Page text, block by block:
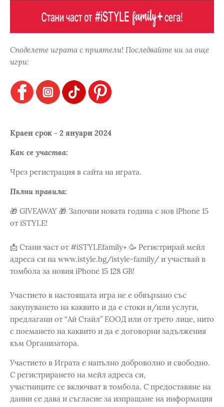
Споделете играта с приятели! Последвайте ни за още
игри:
Краен срок - 2 януари 2024
Как се участва:
Чрез регистрация в сайта на играта.
Пълни правила:
🎁 GIVEAWAY 🎁 Започни новата година с нов iPhone 15
от iSTYLE!
📩 Стани част от #iSTYLEfamily+ 🥳 Регистрирай мейл
адреса си на www.istyle.bg/istyle-family/ и участвай в
томбола за новия iPhone 15 128 GB!
Участието в настоящата игра не е обвързано със
закупуването на каквито и да е стоки и/или услуги,
предлагани от “Ай Стайл” ЕООД или от трето лице, нито
с поемането на каквито и да е договорни задължения
към Организатора.
Участието в Играта е напълно доброволно и свободно.
С регистрирането на мейл адреса си,
участниците се включват в томбола. С предоставяне на
данни се дава и съгласие за изпращане на информация